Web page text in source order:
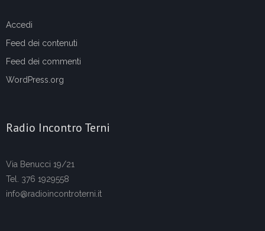
Accedi
Feed dei contenuti
Feed dei commenti
WordPress.org
Radio Incontro Terni
Via Benucci 19/21
Tel. 376 1929558
info@radioincontroterni.it